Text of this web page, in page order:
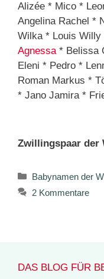
Alizée * Mico *
Angelina Rachel *
Wilka * Louis Willy
Agnessa* Belissa
Eleni * Pedro *
Roman Markus *
* Jano Jamira *
Zwillingspaar der
Kategorien
Babynamen der
2 Kommentare
DAS BLOG FÜR